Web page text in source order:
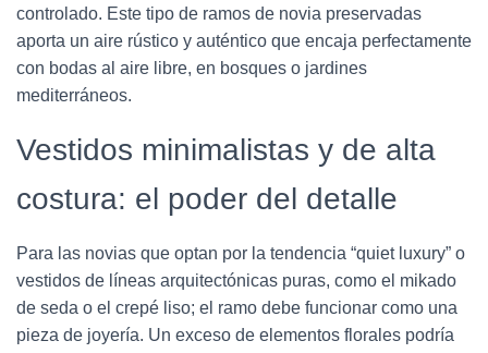
controlado. Este tipo de ramos de novia preservadas
aporta un aire rústico y auténtico que encaja perfectamente
con bodas al aire libre, en bosques o jardines
mediterráneos.
Vestidos minimalistas y de alta
costura: el poder del detalle
Para las novias que optan por la tendencia “quiet luxury” o
vestidos de líneas arquitectónicas puras, como el mikado
de seda o el crepé liso; el ramo debe funcionar como una
pieza de joyería. Un exceso de elementos florales podría